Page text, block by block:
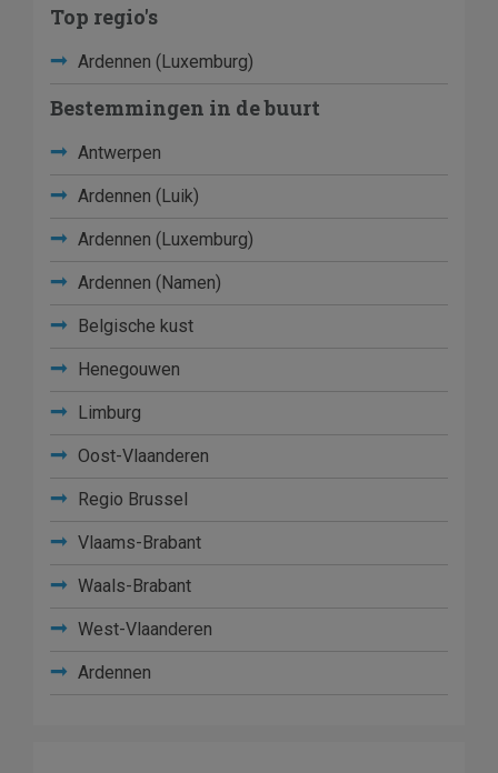
Top regio's
Ardennen (Luxemburg)
Bestemmingen in de buurt
Antwerpen
Ardennen (Luik)
Ardennen (Luxemburg)
Ardennen (Namen)
Belgische kust
Henegouwen
Limburg
Oost-Vlaanderen
Regio Brussel
Vlaams-Brabant
Waals-Brabant
West-Vlaanderen
Ardennen